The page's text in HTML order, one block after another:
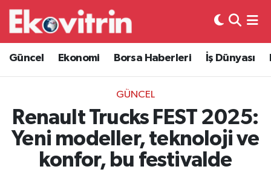
Güncel Ekonomi Borsa Haberleri İş Dünyası
GÜNCEL
Renault Trucks FEST 2025:
Yeni modeller, teknoloji ve
konfor, bu festivalde
Güncel
Ekonomi
Borsa Haberleri
İş Dünyası
Lojistik
Hava Durumu
Trafik Durumu
Süper Lig Puan Durumu ve Fikstür
Tüm Manşetler
Son Dakika Haberleri